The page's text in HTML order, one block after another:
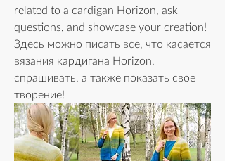
related to a cardigan Horizon, ask
questions, and showcase your creation!
Здесь можно писать все, что касается
вязания кардигана Horizon,
спрашивать, а также показать свое
творение!